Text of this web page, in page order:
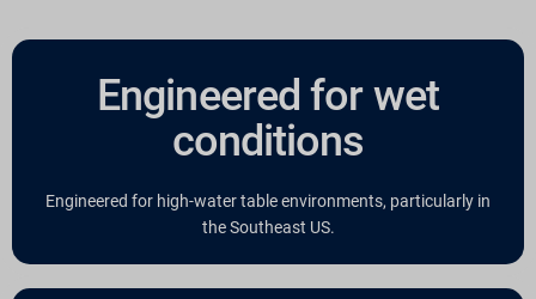
Engineered for wet
conditions
Engineered for high-water table environments, particularly in
the Southeast US.